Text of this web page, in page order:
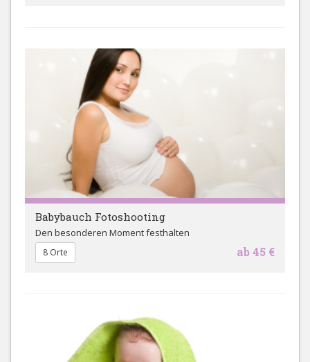
Babybauch Fotoshooting
Den besonderen Moment festhalten
ab 45 €
8 Orte